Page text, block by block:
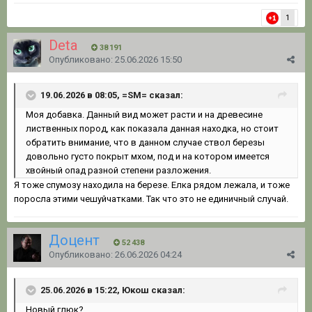
1
Deta 38 191
Опубликовано: 25.06.2026 15:50
19.06.2026 в 08:05, =SM= сказал:
Моя добавка. Данный вид может расти и на древесине
лиственных пород, как показала данная находка, но стоит
обратить внимание, что в данном случае ствол березы
довольно густо покрыт мхом, под и на котором имеется
хвойный опад разной степени разложения.
Я тоже спумозу находила на березе. Елка рядом лежала, и тоже
поросла этими чешуйчатками. Так что это не единичный случай.
Доцент 52 438
Опубликовано: 26.06.2026 04:24
25.06.2026 в 15:22, Юкош сказал:
Новый глюк?